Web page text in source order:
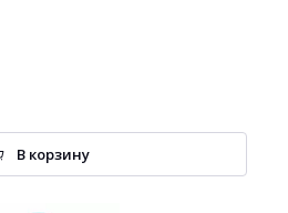
В корзину